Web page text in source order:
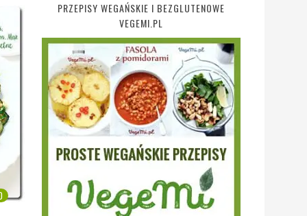
PRZEPISY WEGAŃSKIE I BEZGLUTENOWE
VEGEMI.PL